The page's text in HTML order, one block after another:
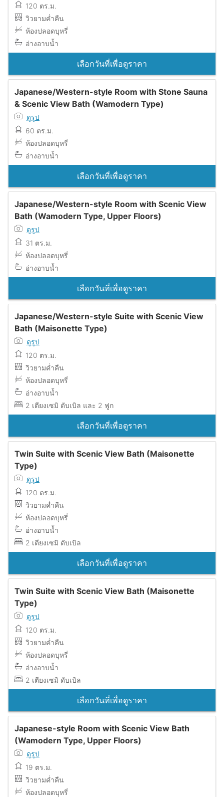
120 ตร.ม.
วิวยามค่ำคืน
ห้องปลอดบุหรี่
อ่างอาบน้ำ
เลือกวันที่เพื่อดูราคา
Japanese/Western-style Room with Stone Sauna
& Scenic View Bath (Wamodern Type)
ดูรูป
60 ตร.ม.
ห้องปลอดบุหรี่
อ่างอาบน้ำ
เลือกวันที่เพื่อดูราคา
Japanese/Western-style Room with Scenic View
Bath (Wamodern Type, Upper Floors)
ดูรูป
31 ตร.ม.
ห้องปลอดบุหรี่
อ่างอาบน้ำ
เลือกวันที่เพื่อดูราคา
Japanese/Western-style Suite with Scenic View
Bath (Maisonette Type)
ดูรูป
120 ตร.ม.
วิวยามค่ำคืน
ห้องปลอดบุหรี่
อ่างอาบน้ำ
2 เตียงเซมิ ดับเบิล และ 2 ฟูก
เลือกวันที่เพื่อดูราคา
Twin Suite with Scenic View Bath (Maisonette
Type)
ดูรูป
120 ตร.ม.
วิวยามค่ำคืน
ห้องปลอดบุหรี่
อ่างอาบน้ำ
2 เตียงเซมิ ดับเบิล
เลือกวันที่เพื่อดูราคา
Twin Suite with Scenic View Bath (Maisonette
Type)
ดูรูป
120 ตร.ม.
วิวยามค่ำคืน
ห้องปลอดบุหรี่
อ่างอาบน้ำ
2 เตียงเซมิ ดับเบิล
เลือกวันที่เพื่อดูราคา
Japanese-style Room with Scenic View Bath
(Wamodern Type, Upper Floors)
ดูรูป
19 ตร.ม.
วิวยามค่ำคืน
ห้องปลอดบุหรี่